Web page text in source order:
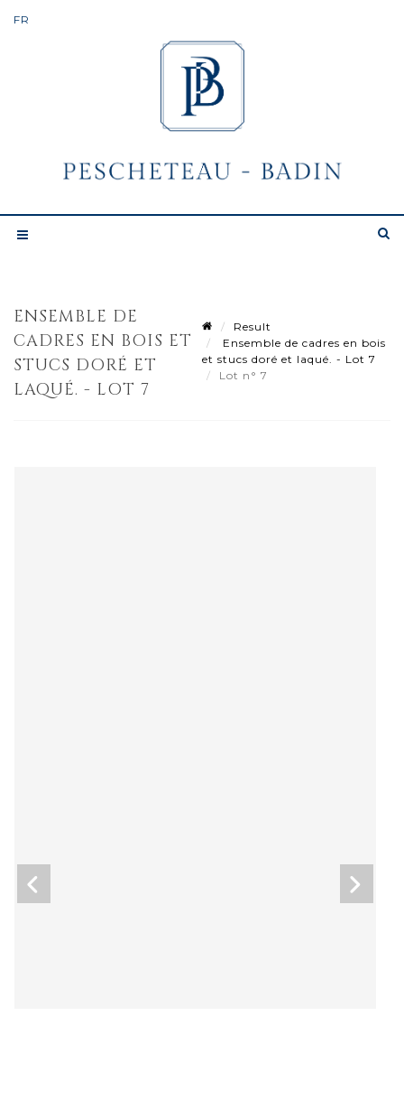
ENSEMBLE DE
CADRES EN BOIS ET
STUCS DORÉ ET
LAQUÉ. - LOT 7
Result
Ensemble de cadres en bois
et stucs doré et laqué. - Lot 7
Lot n° 7